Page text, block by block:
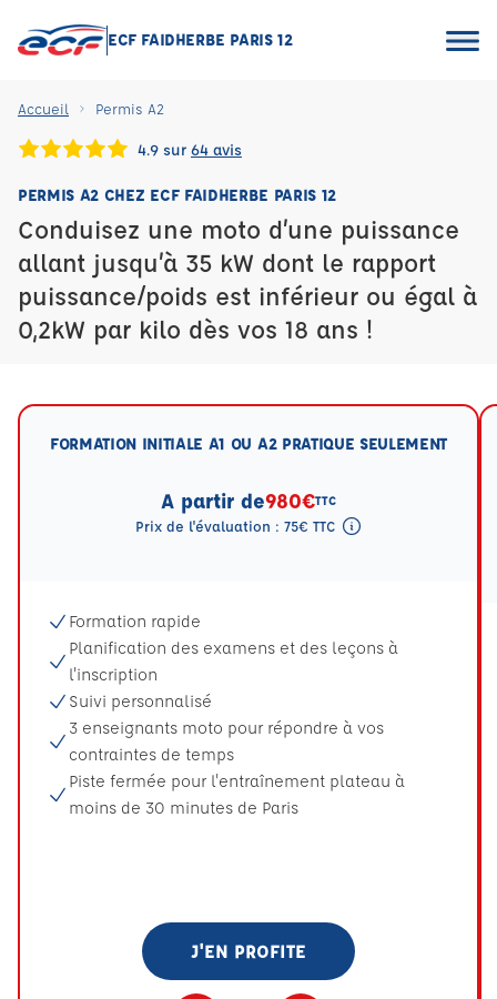
ECF FAIDHERBE PARIS 12
Accueil Permis A2
4.9 sur 64 avis
PERMIS A2 CHEZ ECF FAIDHERBE PARIS 12
Conduisez une moto d’une puissance
allant jusqu’à 35 kW dont le rapport
puissance/poids est inférieur ou égal à
0,2kW par kilo dès vos 18 ans !
FORMATION INITIALE A1 OU A2 PRATIQUE SEULEMENT
A partir de980€TTC
Prix de l'évaluation : 75€ TTC
Formation rapide
Planification des examens et des leçons à
l'inscription
Suivi personnalisé
3 enseignants moto pour répondre à vos
contraintes de temps
Piste fermée pour l'entraînement plateau à
moins de 30 minutes de Paris
J'EN PROFITE